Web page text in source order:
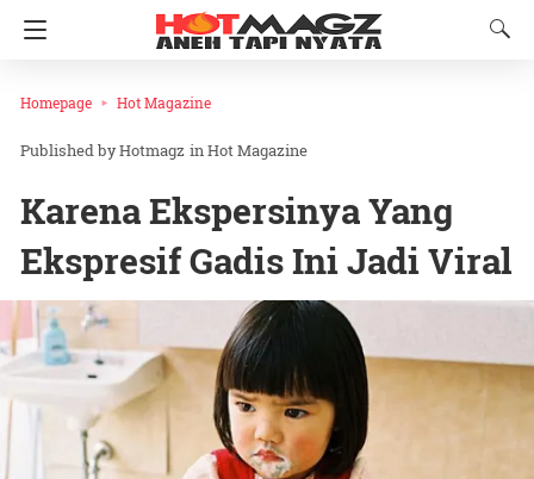
Homepage Hot Magazine
Hotmagz inHot Magazine
Karena Ekspersinya Yang
Ekspresif Gadis Ini Jadi Viral